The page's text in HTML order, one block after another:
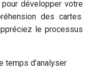
développer votre
des cartes.
le processus
temps d’analyser